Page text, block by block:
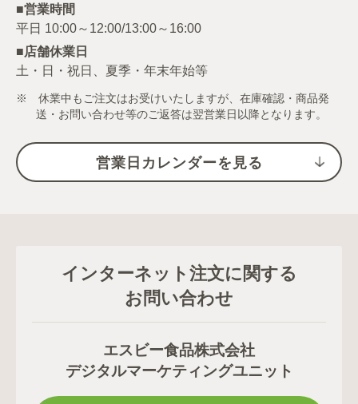
■営業時間
■店舗休業日
土・日・祝日、夏季・年末年始等
※ 休業中もご注文はお受けいたしますが、在庫確認・商品発
送・お問い合わせ等のご返答は翌営業日以降となります。
営業日カレンダーを見る
インターネット注文に関する
お問い合わせ
エスビー食品株式会社
デジタルマーケティングユニット